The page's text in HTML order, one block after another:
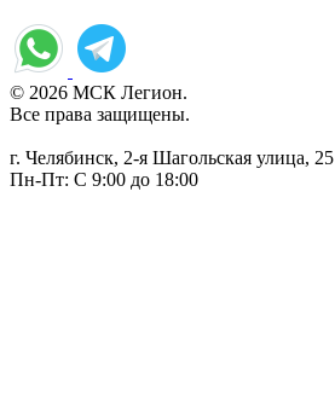
© 2026 МСК Легион.
Все права защищены.
г. Челябинск, 2-я Шагольская улица, 25
Пн-Пт: С 9:00 до 18:00